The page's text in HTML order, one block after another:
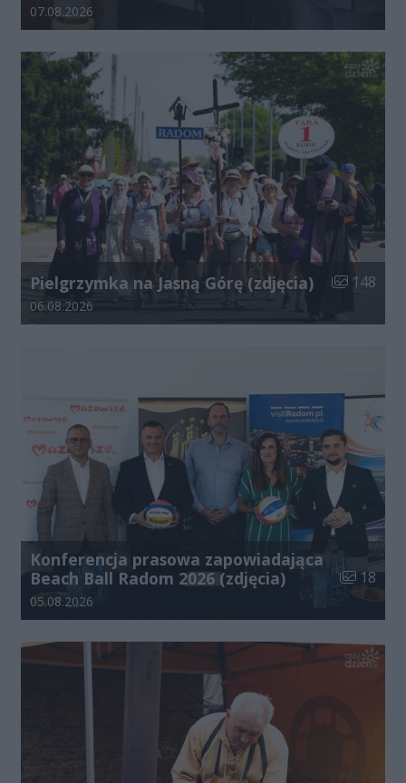
Data dodania galerii:
07.08.2026
Pielgrzymka na Jasną Górę (zdjęcia) Liczba
148
Data dodania galerii:
06.08.2026
Konferencja prasowa zapowiadająca
Beach Ball Radom 2026 (zdjęcia)
Liczba
18
Data dodania galerii:
05.08.2026